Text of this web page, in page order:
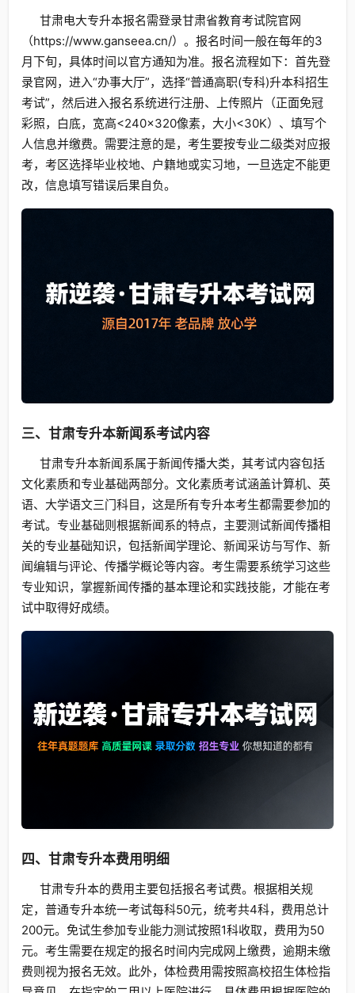
甘肃电大专升本报名需登录甘肃省教育考试院官网
（https://www.ganseea.cn/）。报名时间一般在每年的3
月下旬，具体时间以官方通知为准。报名流程如下：首先登
录官网，进入“办事大厅”，选择“普通高职(专科)升本科招生
考试”，然后进入报名系统进行注册、上传照片（正面免冠
彩照，白底，宽高<240×320像素，大小<30K）、填写个
人信息并缴费。需要注意的是，考生要按专业二级类对应报
考，考区选择毕业校地、户籍地或实习地，一旦选定不能更
改，信息填写错误后果自负。
三、甘肃专升本新闻系考试内容
甘肃专升本新闻系属于新闻传播大类，其考试内容包括
文化素质和专业基础两部分。文化素质考试涵盖计算机、英
语、大学语文三门科目，这是所有专升本考生都需要参加的
考试。专业基础则根据新闻系的特点，主要测试新闻传播相
关的专业基础知识，包括新闻学理论、新闻采访与写作、新
闻编辑与评论、传播学概论等内容。考生需要系统学习这些
专业知识，掌握新闻传播的基本理论和实践技能，才能在考
试中取得好成绩。
四、甘肃专升本费用明细
甘肃专升本的费用主要包括报名考试费。根据相关规
定，普通专升本统一考试每科50元，统考共4科，费用总计
200元。免试生参加专业能力测试按照1科收取，费用为50
元。考生需要在规定的报名时间内完成网上缴费，逾期未缴
费则视为报名无效。此外，体检费用需按照高校招生体检指